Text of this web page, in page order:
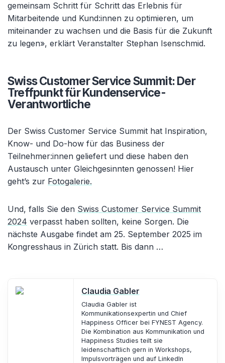
gemeinsam Schritt für Schritt das Erlebnis für
Mitarbeitende und Kund:innen zu optimieren, um
miteinander zu wachsen und die Basis für die Zukunft
zu legen», erklärt Veranstalter Stephan Isenschmid.
Swiss Customer Service Summit: Der
Treffpunkt für Kundenservice-
Verantwortliche
Der Swiss Customer Service Summit hat Inspiration,
Know- und Do-how für das Business der
Teilnehmer:innen geliefert und diese haben den
Austausch unter Gleichgesinnten genossen! Hier
geht’s zur Fotogalerie.
Und, falls Sie den Swiss Customer Service Summit
2024 verpasst haben sollten, keine Sorgen. Die
nächste Ausgabe findet am 25. September 2025 im
Kongresshaus in Zürich statt. Bis dann …
Claudia Gabler
Claudia Gabler ist
Kommunikationsexpertin und Chief
Happiness Officer bei FYNEST Agency.
Die Kombination aus Kommunikation und
Happiness Studies teilt sie
leidenschaftlich gern in Workshops,
Impulsvorträgen und auf LinkedIn